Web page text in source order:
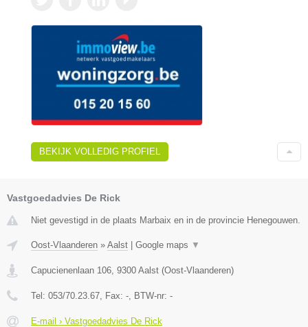
BEKIJK VOLLEDIG PROFIEL
Vastgoedadvies De Rick
Niet gevestigd in de plaats Marbaix en in de provincie Henegouwen.
Oost-Vlaanderen » Aalst Google maps ▼
Capucienenlaan 106 9300 Aalst (Oost-Vlaanderen)
Tel: 053/70.23.67 , Fax: - , BTW-nr: -
E-mail › Vastgoedadvies De Rick